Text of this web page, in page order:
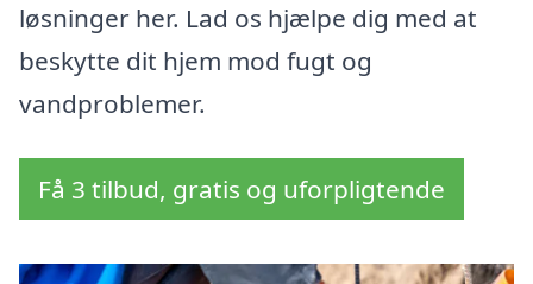
løsninger her. Lad os hjælpe dig med at
beskytte dit hjem mod fugt og
vandproblemer.
Få 3 tilbud, gratis og uforpligtende